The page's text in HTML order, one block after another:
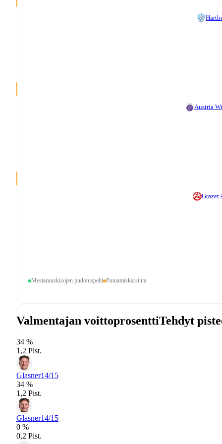
Austria
Grazer
Mestaruuskisojen pudotuspelit Putoamiskarsinta
Valmentajan voittoprosenttiTehdyt
34 %
1,2 Pist.
Glasner14/15
34 %
1,2 Pist.
Glasner14/15
0 %
0,2 Pist.